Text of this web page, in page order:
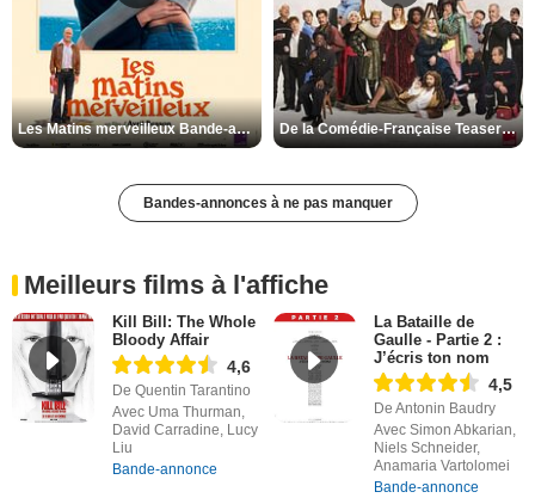
Les Matins merveilleux Bande-annonce VF De la Comédie-Française Teaser VF
Bandes-annonces à ne pas manquer
Meilleurs films à l'affiche
Kill Bill: The Whole
Bloody Affair
4,6
De Quentin Tarantino
Avec Uma Thurman,
David Carradine, Lucy
Liu
Bande-annonce
La Bataille de
Gaulle - Partie 2 :
J’écris ton nom
4,5
De Antonin Baudry
Avec Simon Abkarian,
Niels Schneider,
Anamaria Vartolomei
Bande-annonce